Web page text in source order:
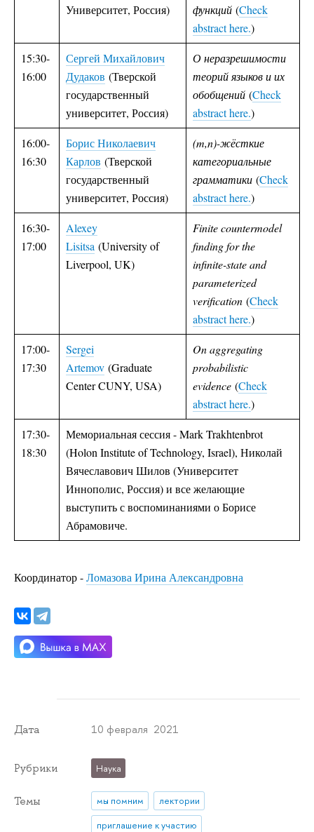
Университет, Россия)
функций(Check
abstract here.)
15:30-
16:00
Сергей Михайлович
Дудаков (Тверской
государственный
университет, Россия)
О неразрешимости
теорий языков и их
обобщений(Check
abstract here.)
16:00-
16:30
Борис Николаевич
Карлов (Тверской
государственный
университет, Россия)
(m,n)-жёсткие
категориальные
грамматики(Check
abstract here.)
16:30-
17:00
Alexey
Lisitsa(University of
Liverpool, UK)
Finite countermodel
finding for the
infinite-state and
parameterized
verification(Check
abstract here.)
17:00-
17:30
Sergei
Artemov(Graduate
Center CUNY, USA)
On aggregating
probabilistic
evidence(Check
abstract here.)
17:30-
18:30
Мемориальная сессия - Mark Trakhtenbrot
(Holon Institute of Technology, Israel), Николай
Вячеславович Шилов (Университет
Иннополис, Россия) и все желающие
выступить с воспоминаниями о Борисе
Абрамовиче.
Координатор -Ломазова Ирина Александровна
Дата 10 февраля 2021
Рубрики Наука
Темы мы помним
лектории
приглашение к участию